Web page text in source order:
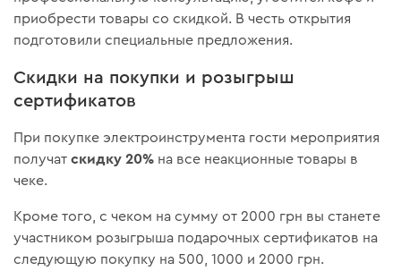
приобрести товары со скидкой. В честь открытия
подготовили специальные предложения.
Скидки на покупки и розыгрыш
сертификатов
При покупке электроинструмента гости мероприятия
получатскидку 20% на все неакционные товары в
чеке.
Кроме того, с чеком на сумму от 2000 грн вы станете
участником розыгрыша подарочных сертификатов на
следующую покупку на 500, 1000 и 2000 грн.